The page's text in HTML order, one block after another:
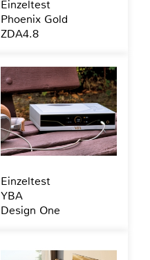
Einzeltest
Phoenix Gold
ZDA4.8
Einzeltest
YBA
Design One